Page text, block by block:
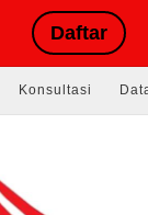
Daftar
Konsultasi